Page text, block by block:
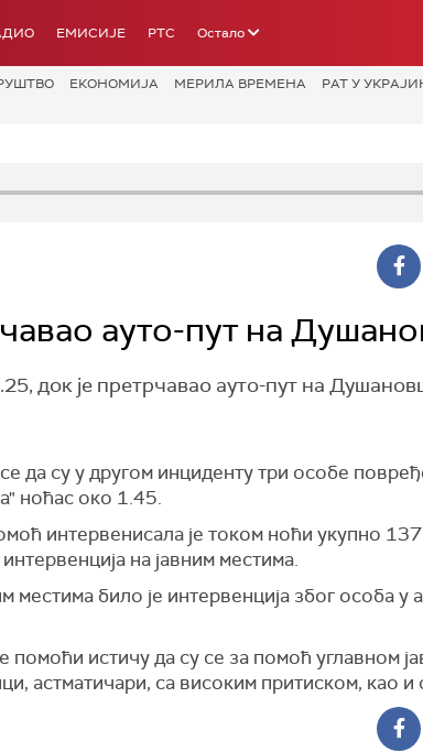
ЕМИСИЈЕ РТС Остало
ЕКОНОМИЈА МЕРИЛА ВРЕМЕНА РАТ У
ауто-пут на
док је претрчавао ауто-пут на
да су у другом инциденту три особе
ноћас око 1.45.
интервенисала је током ноћи укупно 137
на јавним местима.
местима било је интервенција због особа у
помоћи истичу да су се за помоћ углавном
астматичари, са високим притиском, као